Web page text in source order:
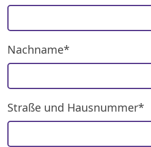
Nachname*
Straße und Hausnummer*